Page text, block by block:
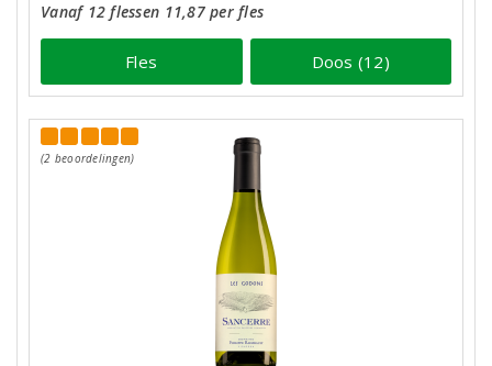
Vanaf 12 flessen 11,87 per fles
Fles Doos (12)
(2 beoordelingen)